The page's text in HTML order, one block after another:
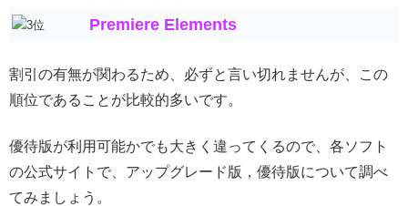
Premiere Elements
割引の有無が関わるため、必ずと言い切れませんが、この
順位であることが比較的多いです。
優待版が利用可能かでも大きく違ってくるので、各ソフト
の公式サイトで、アップグレード版，優待版について調べ
てみましょう。